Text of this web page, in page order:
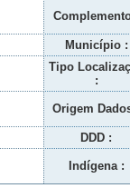
Município :
Tipo
:
Origem
DDD :
Indígena :